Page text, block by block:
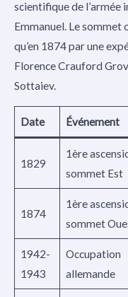
scientifique de l’armée
Emmanuel. Le sommet
qu’en 1874 par une
Florence Crauford
Sottaiev.
Date Événement
1829
1ère
sommet Est
1874
1ère
sommet
1942-
1943
Occupation
allemande